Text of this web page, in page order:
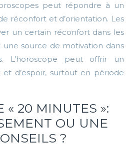
peut répondre à un
réconfort et d’orientation. Les
un certain réconfort dans les
une source de motivation dans
L’horoscope peut offrir un
d’espoir, surtout en période
« 20 MINUTES »:
OU UNE
?